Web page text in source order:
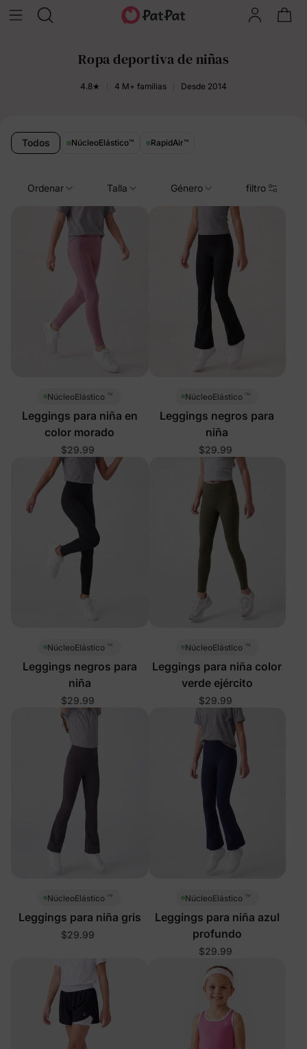
Ropa deportiva de niñas
4.8★ 4 M+ familias Desde 2014
Todos NúcleoElástico™ RapidAir™
Ordenar Talla Género filtro
NúcleoElástico ™
Leggings para niña en
color morado
$29.99
NúcleoElástico ™
Leggings negros para
niña
$29.99
NúcleoElástico ™
Leggings negros para
niña
$29.99
NúcleoElástico ™
Leggings para niña color
verde ejército
$29.99
NúcleoElástico ™
Leggings para niña gris
$29.99
NúcleoElástico ™
Leggings para niña azul
profundo
$29.99